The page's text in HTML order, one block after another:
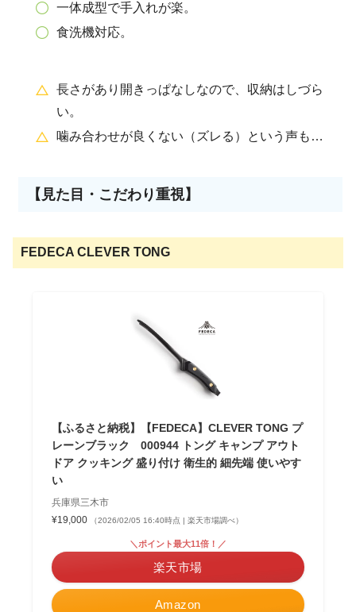
一体成型で手入れが楽。
食洗機対応。
長さがあり開きっぱなしなので、収納はしづら
い。
噛み合わせが良くない（ズレる）という声も…
【見た目・こだわり重視】
FEDECA CLEVER TONG
【ふるさと納税】【FEDECA】CLEVER TONG プ
レーンブラック 000944 トング キャンプ アウト
ドア クッキング 盛り付け 衛生的 細先端 使いやす
い
兵庫県三木市
¥19,000
（2026/02/05 16:40時点 | 楽天市場調べ）
Amazon
＼ポイント最大11倍！／
楽天市場